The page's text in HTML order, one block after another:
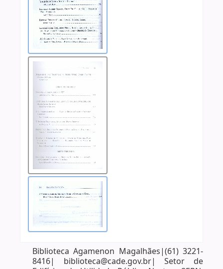
Biblioteca Agamenon Magalhães|(61) 3221-
8416| biblioteca@cade.gov.br| Setor de